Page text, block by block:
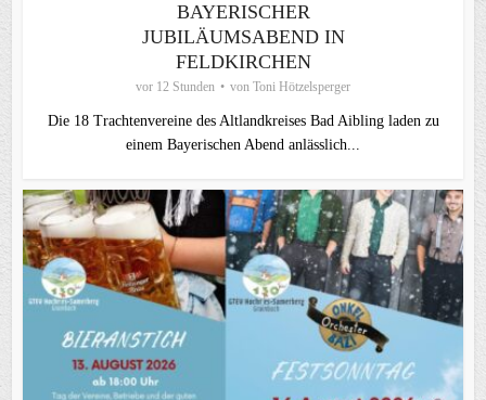
BAYERISCHER
JUBILÄUMSABEND IN
FELDKIRCHEN
vor 12 Stunden von Toni Hötzelsperger
Die 18 Trachtenvereine des Altlandkreises Bad Aibling laden zu
einem Bayerischen Abend anlässlich...